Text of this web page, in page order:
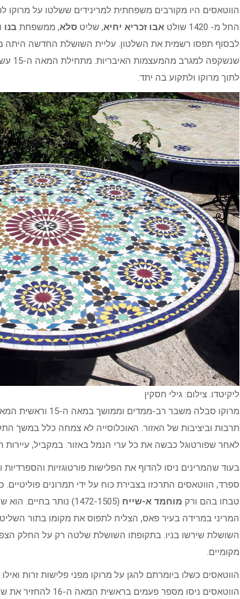
הווטאסים היו מקורבים משפחתית למרינידים ששלטו על מרוקו
החל מ- 1420 שולט
אבו זכריא יחיא, שליט סלא, ממשפחת בנו
לבסוף תפסו רשמית את השלטון. עליית השושלת החדשה היתה
לתוך מרוקו ולתקוע בה יתד.
ליקיטדו. צילום: גילי חסקין
תרבות וביציבות של האזור. האוכלוסייה לא צמחה כלל במשך
לאחר שפורטוגל כבשה את כל ערי הנמל באזור. במקביל, עיירות
בעוד שהמרינים ניסו להדוף את הפלישות פורטוגזיות
ספרד, הווטאסים התרכזו בצבירת כוח על ידי תמרונים
טבחו בהם ורק מוחמד א-שייח
המריני במרידה בעיר פאס, הצליח לתפוס את מקומו בתור
השושלת שירשו בניו. בתקופתו השושלת שלטה רק על החלק
מקומיים.
הווטאסים כשלו ביומרתם להגן על מרוקו מפני פלישות זרות
הווטאסים ניסו מספר